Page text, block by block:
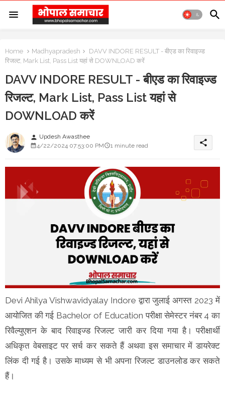
Home Madhyapradesh
DAVV INDORE RESULT - बीएड का रिवाइज्ड
रिजल्ट, Mark List, Pass List यहां से DOWNLOAD करें
DAVV INDORE RESULT - बीएड का रिवाइज्ड
रिजल्ट, Mark List, Pass List यहां से
DOWNLOAD करें
person Updesh Awasthee
4/22/2024 07:53:00 PM
1 minute read share
Devi Ahilya Vishwavidyalay Indore द्वारा जुलाई अगस्त 2023 में
आयोजित की गई Bachelor of Education परीक्षा सेमेस्टर नंबर 4 का
रिवैल्युएशन के बाद रिवाइज्ड रिजल्ट जारी कर दिया गया है। परीक्षार्थी
अधिकृत वेबसाइट पर सर्च कर सकते हैं अथवा इस समाचार में डायरेक्ट
लिंक दी गई है। उसके माध्यम से भी अपना रिजल्ट डाउनलोड कर सकते
हैं।